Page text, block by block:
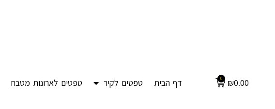
₪0.00
0 דף הבית טפטים לקיר טפטים לארונות מטבח